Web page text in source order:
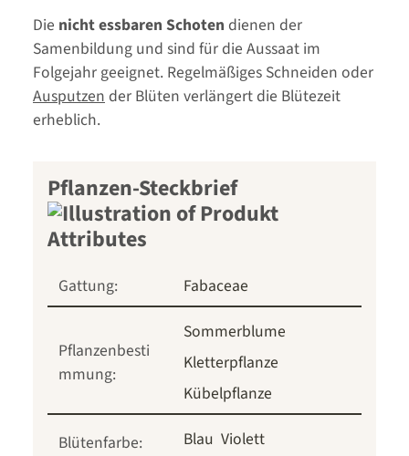
Die nicht essbaren Schoten dienen der
Samenbildung und sind für die Aussaat im
Folgejahr geeignet. Regelmäßiges Schneiden oder
Ausputzender Blüten verlängert die Blütezeit
erheblich.
Pflanzen-Steckbrief
Gattung: Fabaceae
Pflanzenbesti
mmung:
Sommerblume
Kletterpflanze
Kübelpflanze
Blütenfarbe: Blau Violett